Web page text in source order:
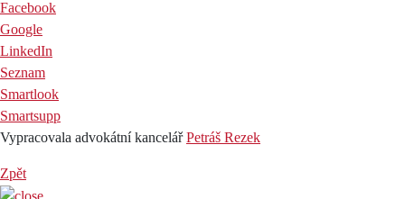
Facebook
Google
LinkedIn
Seznam
Smartlook
Smartsupp
Vypracovala advokátní kancelářPetráš Rezek
Zpět